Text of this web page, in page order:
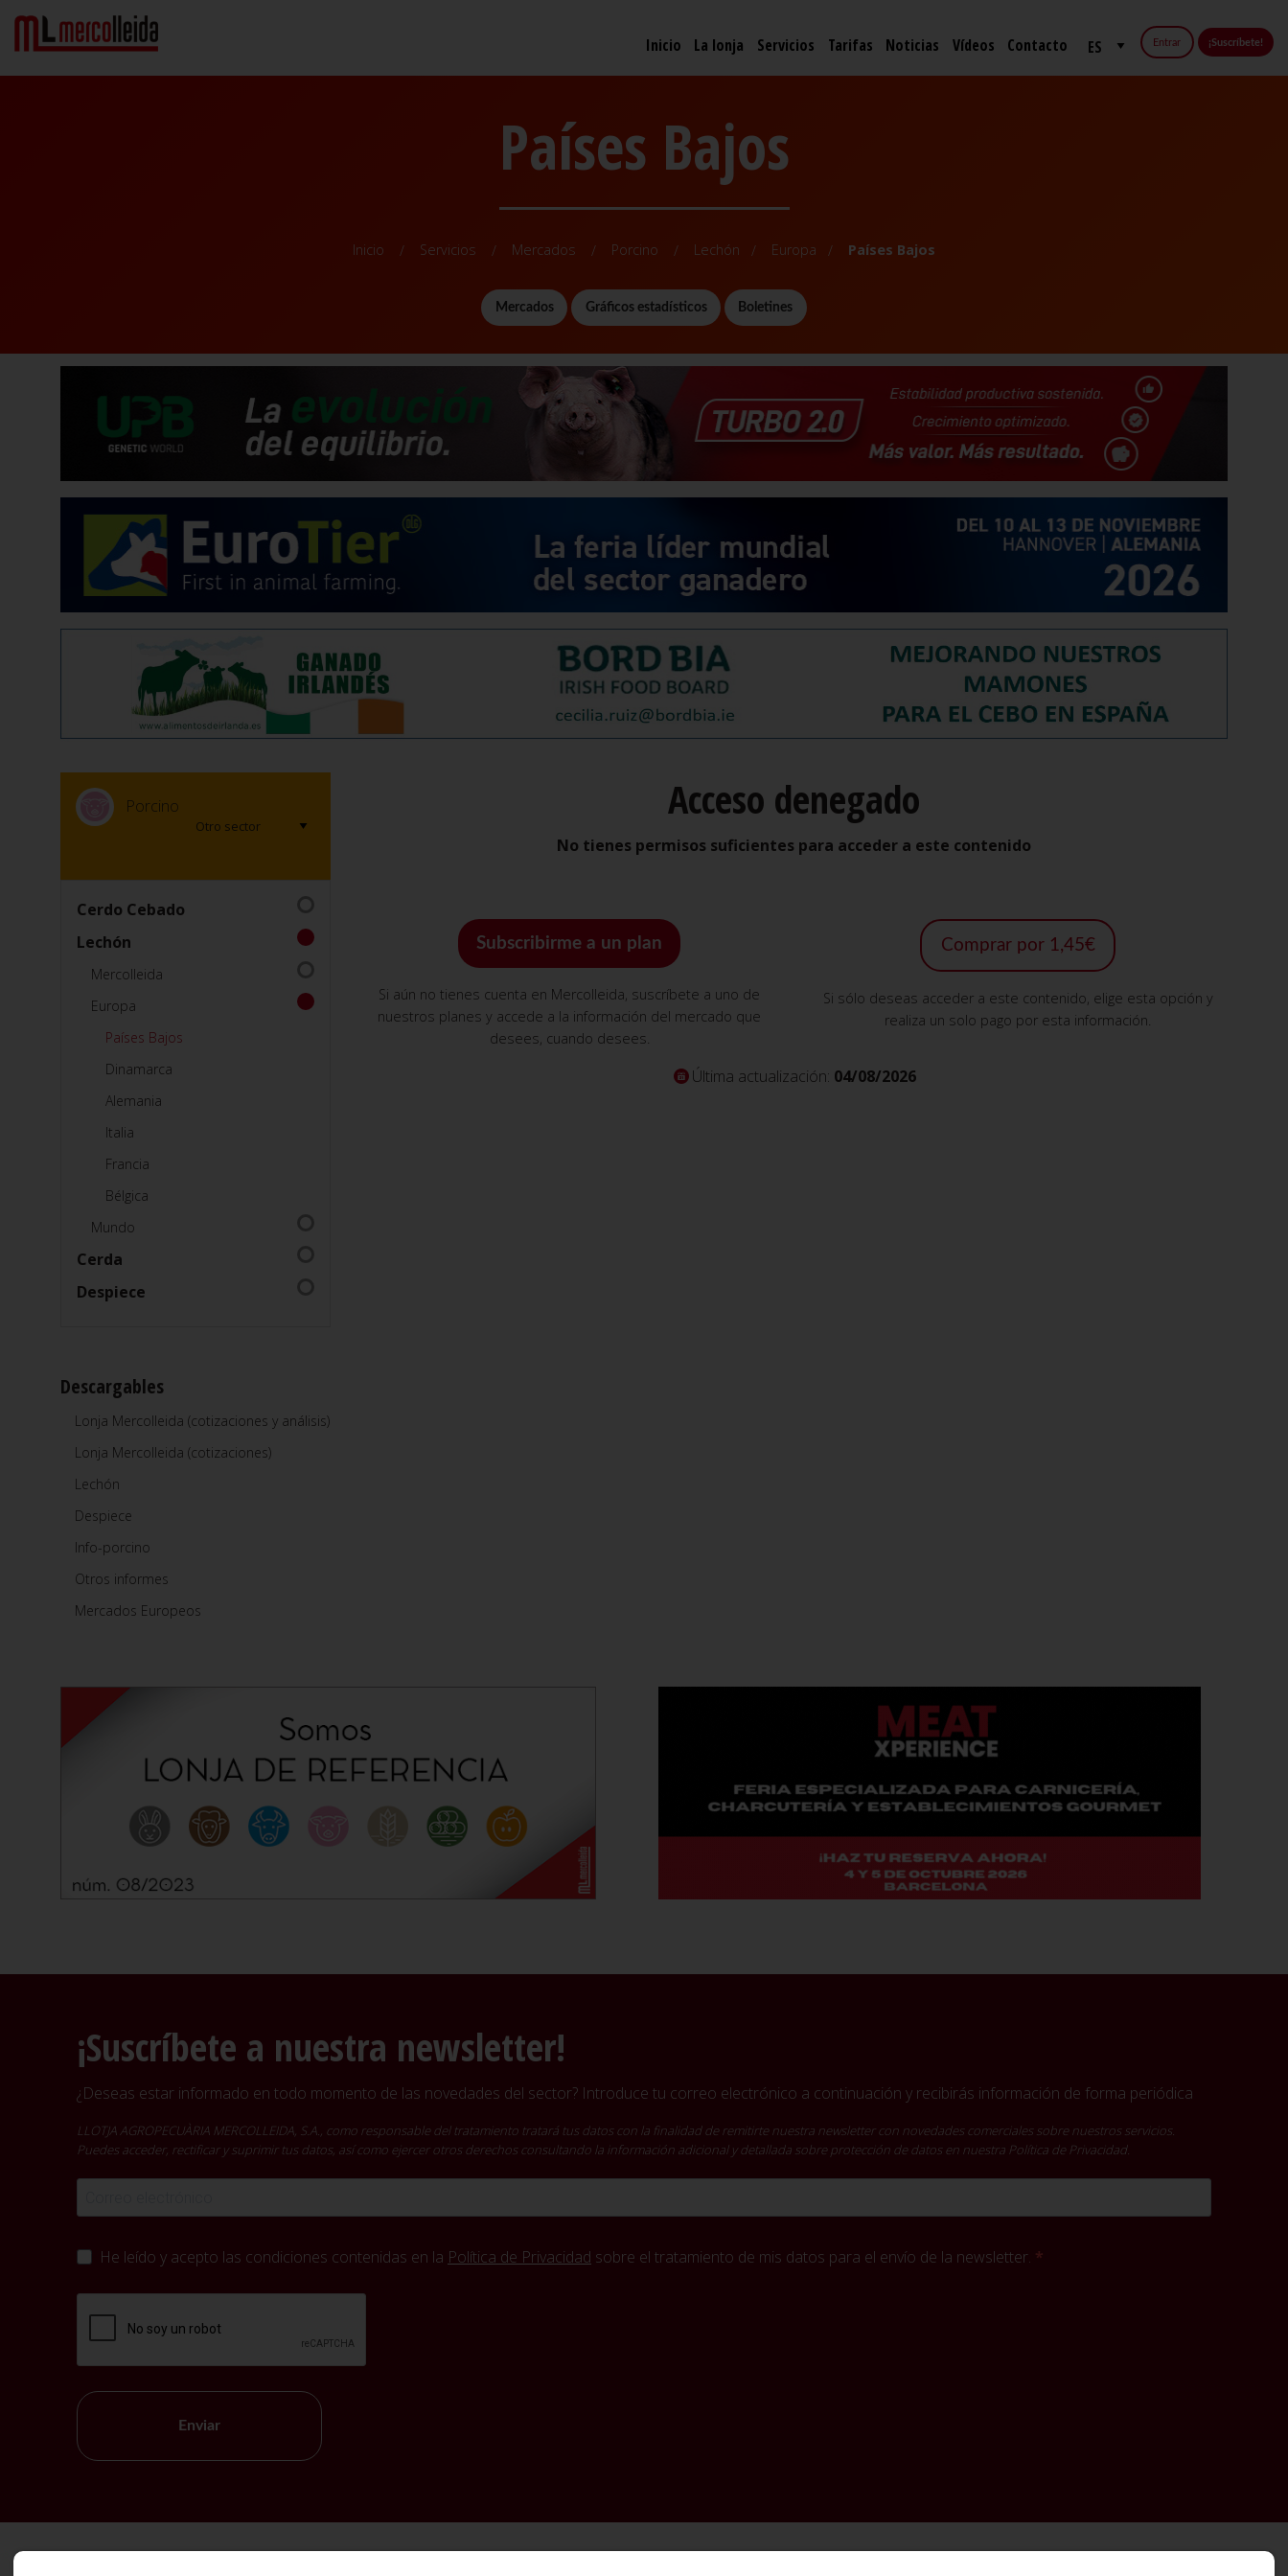
Entrar ¡Suscríbete!
Inicio La lonja Servicios Tarifas Noticias Vídeos Contacto
Países Bajos
Inicio Servicios Mercados Porcino Lechón Europa Países Bajos
Mercados Gráficos estadísticos Boletines
Porcino
Cerdo Cebado
Lechón
Mercolleida
Europa
Países Bajos
Dinamarca
Alemania
Italia
Francia
Bélgica
Mundo
Cerda
Despiece
Descargables
Lonja Mercolleida (cotizaciones y análisis)
Lonja Mercolleida (cotizaciones)
Lechón
Despiece
Info-porcino
Otros informes
Mercados Europeos
Acceso denegado
No tienes permisos suficientes para acceder a este contenido
Subscribirme a un plan
Si aún no tienes cuenta en Mercolleida, suscríbete a uno de
nuestros planes y accede a la información del mercado que
desees, cuando desees.
Comprar por 1,45€
Si sólo deseas acceder a este contenido, elige esta opción y
realiza un solo pago por esta información.
Última actualización: 04/08/2026
¡Suscríbete a nuestra newsletter!
¿Deseas estar informado en todo momento de las novedades del sector? Introduce tu correo electrónico a continuación y recibirás información de forma periódica
LLOTJA AGROPECUÀRIA MERCOLLEIDA, S.A., como responsable del tratamiento tratará tus datos con la finalidad de remitirte nuestra newsletter con novedades comerciales sobre nuestros servicios.
Puedes acceder, rectificar y suprimir tus datos, así como ejercer otros derechos consultando la información adicional y detallada sobre protección de datos en nuestra Política de Privacidad.
He leído y acepto las condiciones contenidas en la Política de Privacidad sobre el tratamiento de mis datos para el envío de la newsletter.
Enviar